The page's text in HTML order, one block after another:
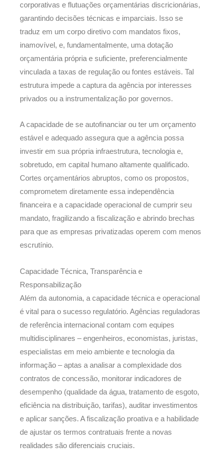
corporativas e flutuações orçamentárias discricionárias,
garantindo decisões técnicas e imparciais. Isso se
traduz em um corpo diretivo com mandatos fixos,
inamovível, e, fundamentalmente, uma dotação
orçamentária própria e suficiente, preferencialmente
vinculada a taxas de regulação ou fontes estáveis. Tal
estrutura impede a captura da agência por interesses
privados ou a instrumentalização por governos.
A capacidade de se autofinanciar ou ter um orçamento
estável e adequado assegura que a agência possa
investir em sua própria infraestrutura, tecnologia e,
sobretudo, em capital humano altamente qualificado.
Cortes orçamentários abruptos, como os propostos,
comprometem diretamente essa independência
financeira e a capacidade operacional de cumprir seu
mandato, fragilizando a fiscalização e abrindo brechas
para que as empresas privatizadas operem com menos
escrutínio.
Capacidade Técnica, Transparência e
Responsabilização
Além da autonomia, a capacidade técnica e operacional
é vital para o sucesso regulatório. Agências reguladoras
de referência internacional contam com equipes
multidisciplinares – engenheiros, economistas, juristas,
especialistas em meio ambiente e tecnologia da
informação – aptas a analisar a complexidade dos
contratos de concessão, monitorar indicadores de
desempenho (qualidade da água, tratamento de esgoto,
eficiência na distribuição, tarifas), auditar investimentos
e aplicar sanções. A fiscalização proativa e a habilidade
de ajustar os termos contratuais frente a novas
realidades são diferenciais cruciais.